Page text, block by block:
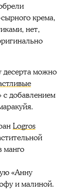
крема,
нет,
десерта можно
добавлением
Logros
манго
«Анну
и малиной.